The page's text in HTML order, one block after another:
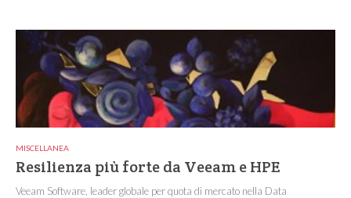
MISCELLANEA
Resilienza più forte da Veeam e HPE
Veeam Software, leader globale per quota di mercato nella Data